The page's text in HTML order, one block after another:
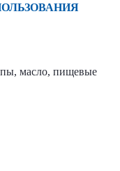
масло, пищевые